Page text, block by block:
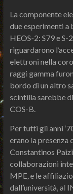
La componente
due esperimenti a
HEOS-2: S79 e
riguardarono
elettroni nella
raggi gamma
bordo di un altro
scintilla sarebbe
COS-B.
Per tutti gli anni
erano la presenza
Constantinos
collaborazioni
MPE, e le
dall’università, al